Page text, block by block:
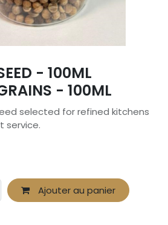
- 100ML
- 100ML
selected for refined kitchens
service.
Ajouter au panier